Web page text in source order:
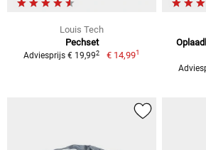
Louis Tech
Pechset
Adviesprijs € 19,992 € 14,991